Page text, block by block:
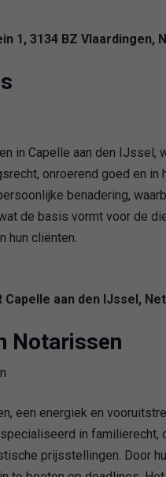
1, 3134 BZ Vlaardingen,
in Capelle aan den
onroerend goed en
benadering,
de basis vormt voor de
hun cliënten.
Capelle aan den IJssel,
Notarissen
een energiek en
in familierecht,
prijsstellingen. Door